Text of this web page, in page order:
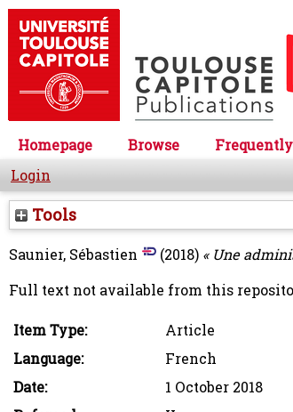
Homepage Browse
Login
Tools
Saunier, Sébastien (2018) « Une
Full text not available from this
Item Type:
Article
Language:
French
Date:
1 October 2018